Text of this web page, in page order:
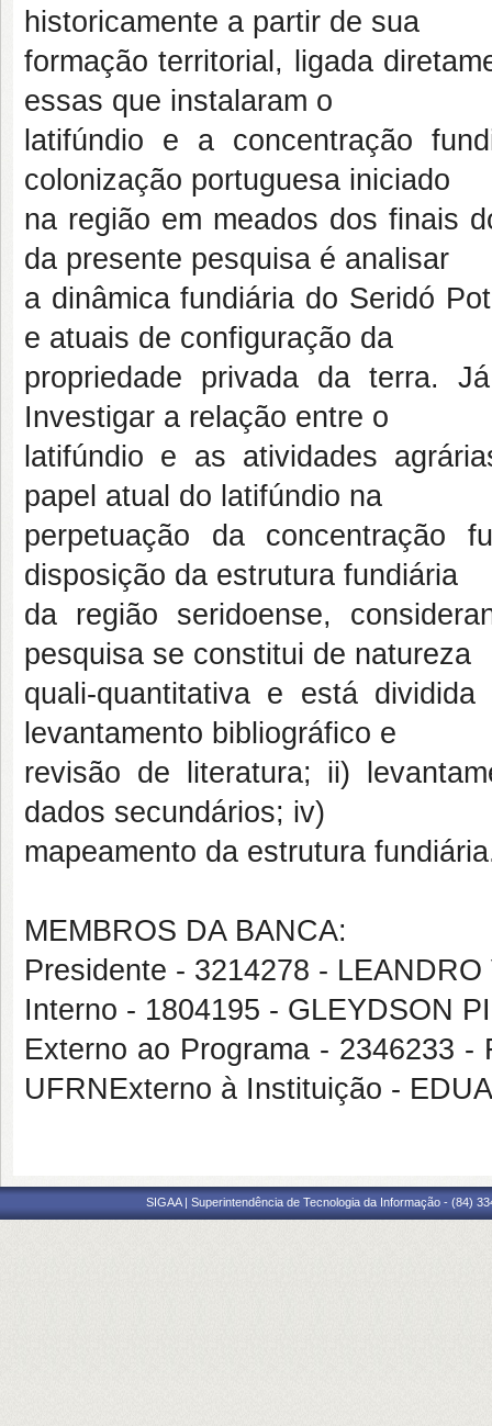
historicamente a partir de sua
formação territorial, ligada
essas que instalaram o
latifúndio e a concentração
colonização portuguesa iniciado
na região em meados dos finais
da presente pesquisa é analisar
a dinâmica fundiária do Seridó
e atuais de configuração da
propriedade privada da terra.
Investigar a relação entre o
latifúndio e as atividades
papel atual do latifúndio na
perpetuação da concentração
disposição da estrutura fundiária
da região seridoense,
pesquisa se constitui de natureza
quali-quantitativa e está
levantamento bibliográfico e
revisão de literatura; ii)
dados secundários; iv)
mapeamento da estrutura
MEMBROS DA BANCA:
Presidente - 3214278 -
Interno - 1804195 - GLEYDSON
Externo ao Programa - 2346233
UFRNExterno à Instituição -
SIGAA | Superintendência de Tecnologia da Informação - (84)